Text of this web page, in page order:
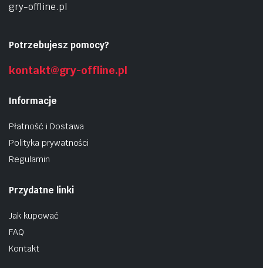
gry-offline.pl
Potrzebujesz pomocy?
kontakt@gry-offline.pl
Informacje
Płatność i Dostawa
Polityka prywatności
Regulamin
Przydatne linki
Jak kupować
FAQ
Kontakt